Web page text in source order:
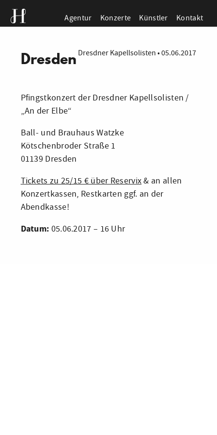
Agentur Konzerte Künstler Kontakt
Dresden Dresdner Kapellsolisten•05.06.2017
Pfingstkonzert der Dresdner Kapellsolisten /
„An der Elbe“
Ball- und Brauhaus Watzke
Kötschenbroder Straße 1
01139 Dresden
Tickets zu 25/15 € über Reservix& an allen
Konzertkassen, Restkarten ggf. an der
Abendkasse!
Datum: 05.06.2017 – 16 Uhr